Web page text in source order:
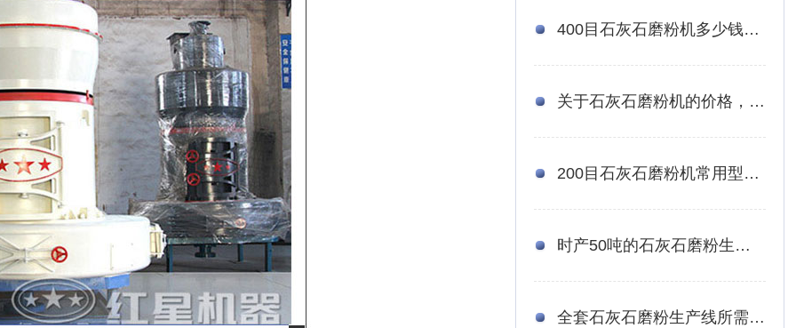
400目石灰石磨粉机多少钱？哪个厂家比较好
关于石灰石磨粉机的价格，这里有您想知道的
200目石灰石磨粉机常用型号有哪些？有厂家推荐吗？
时产50吨的石灰石磨粉生产线需要投资多少钱？
全套石灰石磨粉生产线所需设备以及报价